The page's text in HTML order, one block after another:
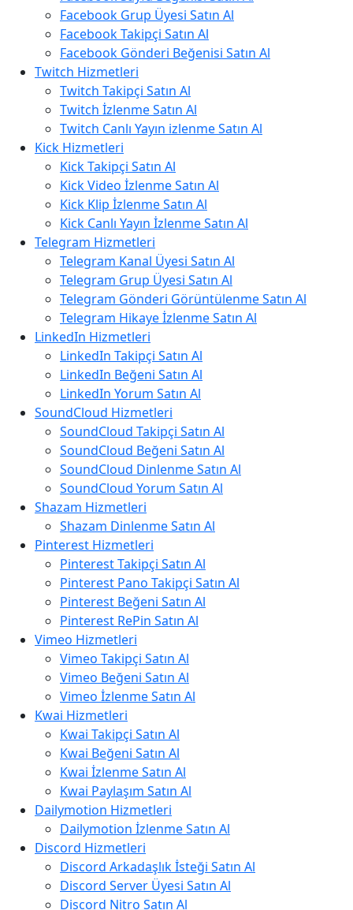
Facebook Grup Üyesi Satın Al
Facebook Takipçi Satın Al
Facebook Gönderi Beğenisi Satın Al
Twitch Hizmetleri
Twitch Takipçi Satın Al
Twitch İzlenme Satın Al
Twitch Canlı Yayın izlenme Satın Al
Kick Hizmetleri
Kick Takipçi Satın Al
Kick Video İzlenme Satın Al
Kick Klip İzlenme Satın Al
Kick Canlı Yayın İzlenme Satın Al
Telegram Hizmetleri
Telegram Kanal Üyesi Satın Al
Telegram Grup Üyesi Satın Al
Telegram Gönderi Görüntülenme Satın Al
Telegram Hikaye İzlenme Satın Al
LinkedIn Hizmetleri
LinkedIn Takipçi Satın Al
LinkedIn Beğeni Satın Al
LinkedIn Yorum Satın Al
SoundCloud Hizmetleri
SoundCloud Takipçi Satın Al
SoundCloud Beğeni Satın Al
SoundCloud Dinlenme Satın Al
SoundCloud Yorum Satın Al
Shazam Hizmetleri
Shazam Dinlenme Satın Al
Pinterest Hizmetleri
Pinterest Takipçi Satın Al
Pinterest Pano Takipçi Satın Al
Pinterest Beğeni Satın Al
Pinterest RePin Satın Al
Vimeo Hizmetleri
Vimeo Takipçi Satın Al
Vimeo Beğeni Satın Al
Vimeo İzlenme Satın Al
Kwai Hizmetleri
Kwai Takipçi Satın Al
Kwai Beğeni Satın Al
Kwai İzlenme Satın Al
Kwai Paylaşım Satın Al
Dailymotion Hizmetleri
Dailymotion İzlenme Satın Al
Discord Hizmetleri
Discord Arkadaşlık İsteği Satın Al
Discord Server Üyesi Satın Al
Discord Nitro Satın Al